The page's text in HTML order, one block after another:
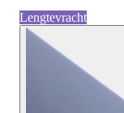
Lengtevracht